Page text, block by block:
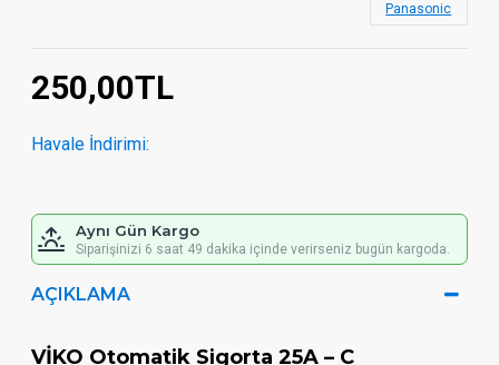
250,00TL
Havale İndirimi:
Panasonic
Aynı Gün Kargo
Siparişinizi 6 saat 49 dakika içinde verirseniz bugün kargoda.
AÇIKLAMA
VİKO Otomatik Sigorta 25A – C